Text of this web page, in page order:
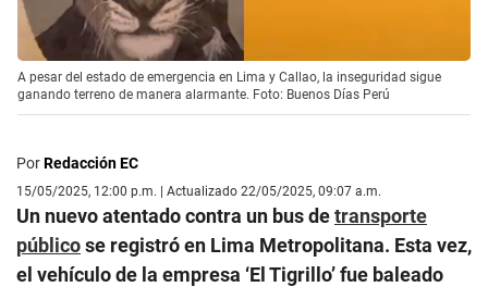
A pesar del estado de emergencia en Lima y Callao, la inseguridad sigue
ganando terreno de manera alarmante. Foto: Buenos Días Perú
PorRedacción EC
15/05/2025, 12:00 p.m. | Actualizado 22/05/2025, 09:07 a.m.
Un nuevo atentado contra un bus detransporte
públicose registró en Lima Metropolitana. Esta vez,
el vehículo de la empresa ‘El Tigrillo’ fue baleado